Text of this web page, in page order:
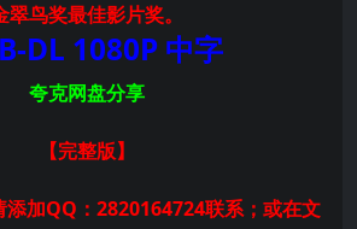
翠鸟奖最佳影片奖。
DL 1080P 中字
夸克网盘分享
【完整版】
添加QQ：2820164724联系；或在文